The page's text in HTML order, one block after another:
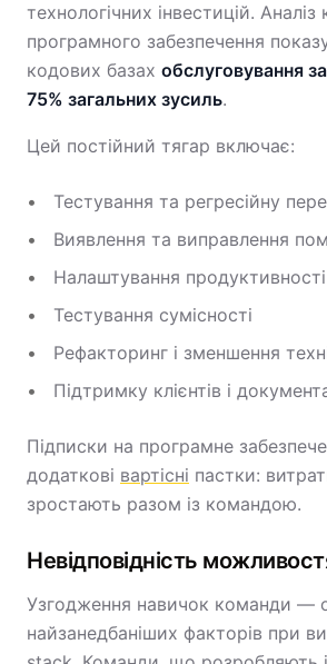
технологічних інвестицій.
програмного забезпечення
кодових базах обслуговування
75% загальних зусиль.
Цей постійний тягар включає:
Тестування та регресійну
Виявлення та виправлення
Налаштування продуктивності
Тестування сумісності
Рефакторинг і зменшення
Підтримку клієнтів і
Підписки на програмне
додаткові вартісні пастки:
зростають разом із командою.
Невідповідність
Узгодження навичок команди —
найзанедбаніших факторів при